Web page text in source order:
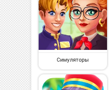
Симуляторы